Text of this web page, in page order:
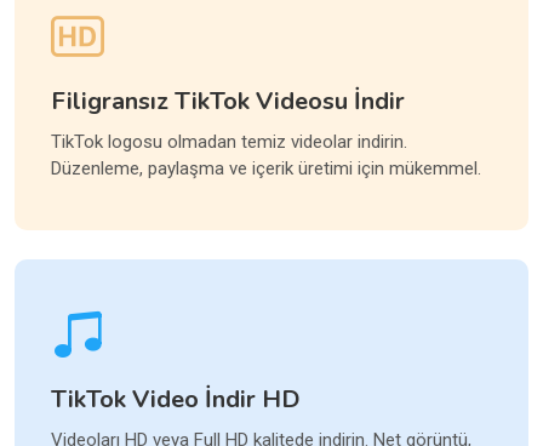
Filigransız TikTok Videosu İndir
TikTok logosu olmadan temiz videolar indirin.
Düzenleme, paylaşma ve içerik üretimi için mükemmel.
TikTok Video İndir HD
Videoları HD veya Full HD kalitede indirin. Net görüntü,